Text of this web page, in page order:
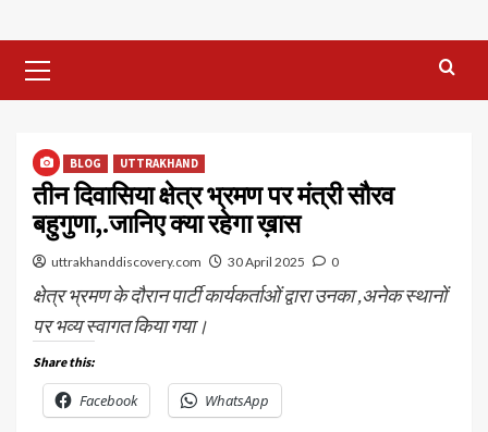
Menu
BLOG UTTRAKHAND
तीन दिवासिया क्षेत्र भ्रमण पर मंत्री सौरव
बहुगुणा,.जानिए क्या रहेगा ख़ास
uttrakhanddiscovery.com 30 April 2025 0
क्षेत्र भ्रमण के दौरान पार्टी कार्यकर्ताओं द्वारा उनका ,अनेक स्थानों
पर भव्य स्वागत किया गया।
Share this:
Facebook WhatsApp